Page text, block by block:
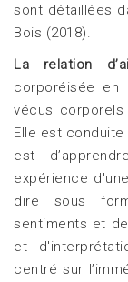
sont détaillées
Bois (2018).
La relation
corporéisée en
vécus
Elle est
est
expérience
dire sous
sentiments et
et
centré sur